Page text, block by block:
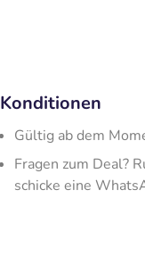
Konditionen
Gültig ab dem
Fragen zum Deal?
schicke eine